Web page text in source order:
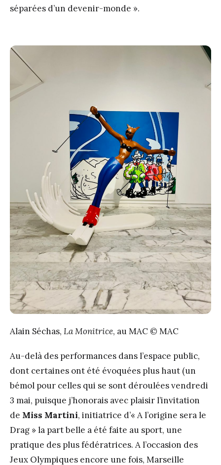
séparées d’un devenir-monde ».
Alain Séchas, La Monitrice, au MAC © MAC
Au-delà des performances dans l’espace public,
dont certaines ont été évoquées plus haut (un
bémol pour celles qui se sont déroulées vendredi
3 mai, puisque j’honorais avec plaisir l’invitation
de Miss Martini, initiatrice d’« A l’origine sera le
Drag » la part belle a été faite au sport, une
pratique des plus fédératrices. A l’occasion des
Jeux Olympiques encore une fois, Marseille